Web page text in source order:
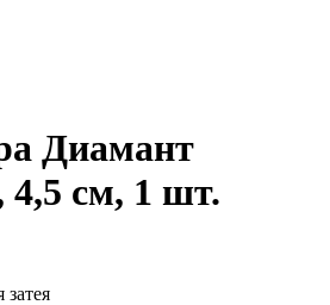
Диамант
см, 1 шт.